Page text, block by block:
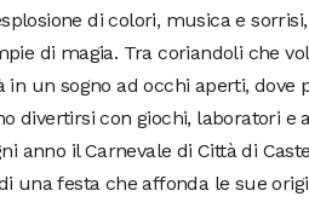
di colori, musica e
di magia. Tra coriandoli che
un sogno ad occhi aperti, dove
divertirsi con giochi, laboratori e
anno il Carnevale di Città di
una festa che affonda le sue